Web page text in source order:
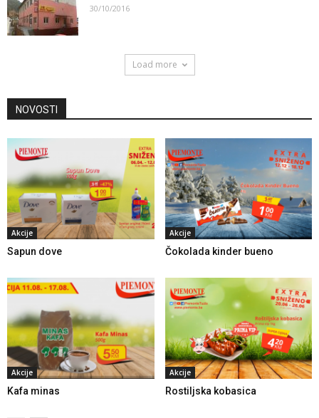
30/10/2016
Load more
NOVOSTI
Akcije
Sapun dove
Akcije
Čokolada kinder bueno
Akcije
Kafa minas
Akcije
Rostiljska kobasica